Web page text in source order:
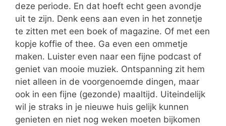
deze periode. En dat hoeft echt geen avondje
uit te zijn. Denk eens aan even in het zonnetje
te zitten met een boek of magazine. Of met een
kopje koffie of thee. Ga even een ommetje
maken. Luister even naar een fijne podcast of
geniet van mooie muziek. Ontspanning zit hem
niet alleen in de voorgenoemde dingen, maar
ook in een fijne (gezonde) maaltijd. Uiteindelijk
wil je straks in je nieuwe huis gelijk kunnen
genieten en niet nog weken moeten bijkomen